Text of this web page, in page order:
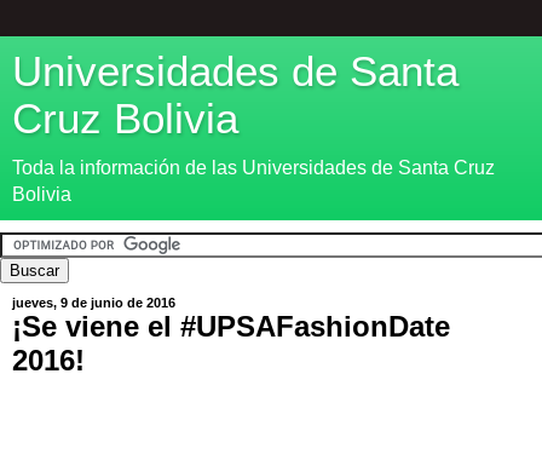
Universidades de Santa
Cruz Bolivia
Toda la información de las Universidades de Santa Cruz
Bolivia
jueves, 9 de junio de 2016
¡Se viene el ‪#‎UPSAFashionDate‬
2016!